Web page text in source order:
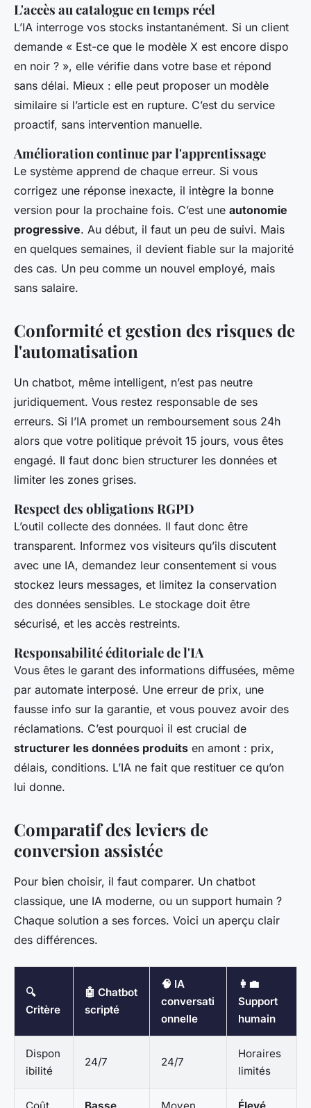
L'accès au catalogue en temps réel
L’IA interroge vos stocks instantanément. Si un client
demande « Est-ce que le modèle X est encore dispo
en noir ? », elle vérifie dans votre base et répond
sans délai. Mieux : elle peut proposer un modèle
similaire si l’article est en rupture. C’est du service
proactif, sans intervention manuelle.
Amélioration continue par l'apprentissage
Le système apprend de chaque erreur. Si vous
corrigez une réponse inexacte, il intègre la bonne
version pour la prochaine fois. C’est une autonomie
progressive. Au début, il faut un peu de suivi. Mais
en quelques semaines, il devient fiable sur la majorité
des cas. Un peu comme un nouvel employé, mais
sans salaire.
Conformité et gestion des risques de
l'automatisation
Un chatbot, même intelligent, n’est pas neutre
juridiquement. Vous restez responsable de ses
erreurs. Si l’IA promet un remboursement sous 24h
alors que votre politique prévoit 15 jours, vous êtes
engagé. Il faut donc bien structurer les données et
limiter les zones grises.
Respect des obligations RGPD
L’outil collecte des données. Il faut donc être
transparent. Informez vos visiteurs qu’ils discutent
avec une IA, demandez leur consentement si vous
stockez leurs messages, et limitez la conservation
des données sensibles. Le stockage doit être
sécurisé, et les accès restreints.
Responsabilité éditoriale de l'IA
Vous êtes le garant des informations diffusées, même
par automate interposé. Une erreur de prix, une
fausse info sur la garantie, et vous pouvez avoir des
réclamations. C’est pourquoi il est crucial de
structurer les données produits en amont : prix,
délais, conditions. L’IA ne fait que restituer ce qu’on
lui donne.
Comparatif des leviers de
conversion assistée
Pour bien choisir, il faut comparer. Un chatbot
classique, une IA moderne, ou un support humain ?
Chaque solution a ses forces. Voici un aperçu clair
des différences.
🔍
Critère
🤖 Chatbot
scripté
🧠 IA
conversati
onnelle
👩‍💼
Support
humain
Dispon
ibilité
24/7 24/7
Horaires
limités